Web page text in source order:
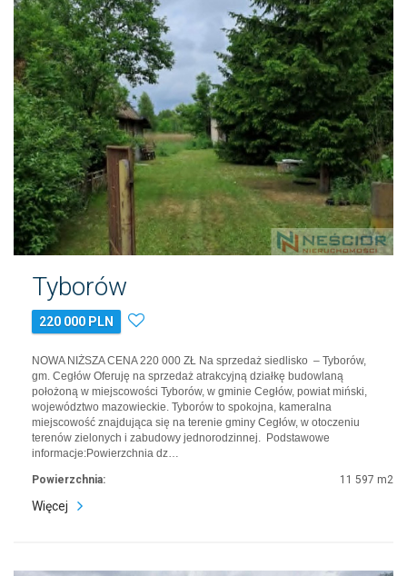
Tyborów
220 000 PLN
NOWA NIŻSZA CENA 220 000 ZŁ Na sprzedaż siedlisko – Tyborów,
gm. Cegłów Oferuję na sprzedaż atrakcyjną działkę budowlaną
położoną w miejscowości Tyborów, w gminie Cegłów, powiat miński,
województwo mazowieckie. Tyborów to spokojna, kameralna
miejscowość znajdująca się na terenie gminy Cegłów, w otoczeniu
terenów zielonych i zabudowy jednorodzinnej. Podstawowe
informacje:Powierzchnia dz…
Powierzchnia: 11 597 m2
Więcej